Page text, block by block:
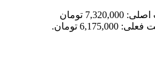
قیمت اصلی: 7,320,000 تومان
6,175,000 تومان.